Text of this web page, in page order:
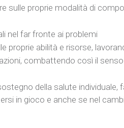
sulle proprie modalità di
nel far fronte ai problemi
proprie abilità e risorse,
combattendo così il
della salute individuale,
in gioco e anche se nel